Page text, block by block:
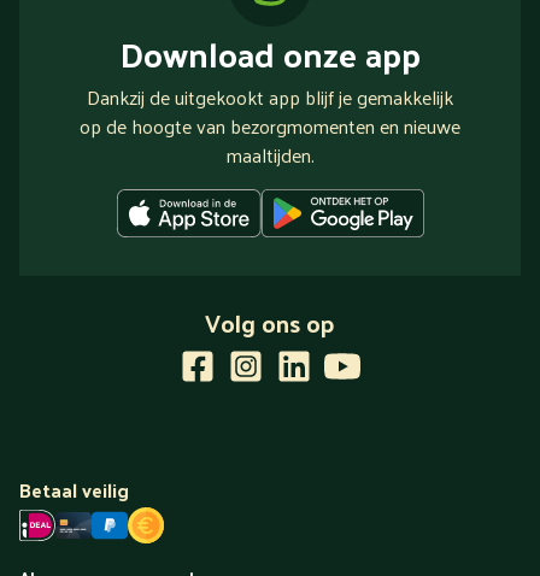
Download onze app
Dankzij de uitgekookt app blijf je gemakkelijk
op de hoogte van bezorgmomenten en nieuwe
maaltijden.
Volg ons op
Betaal veilig